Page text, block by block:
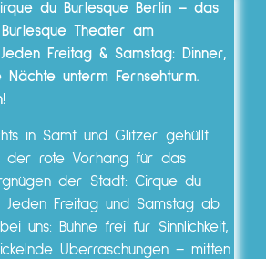
du Burlesque Berlin – das
Theater am
Freitag & Samstag: Dinner,
Nächte unterm Fernsehturm.
in Samt und Glitzer gehüllt
der rote Vorhang für das
der Stadt: Cirque du
Jeden Freitag und Samstag ab
uns: Bühne frei für Sinnlichkeit,
Überraschungen – mitten